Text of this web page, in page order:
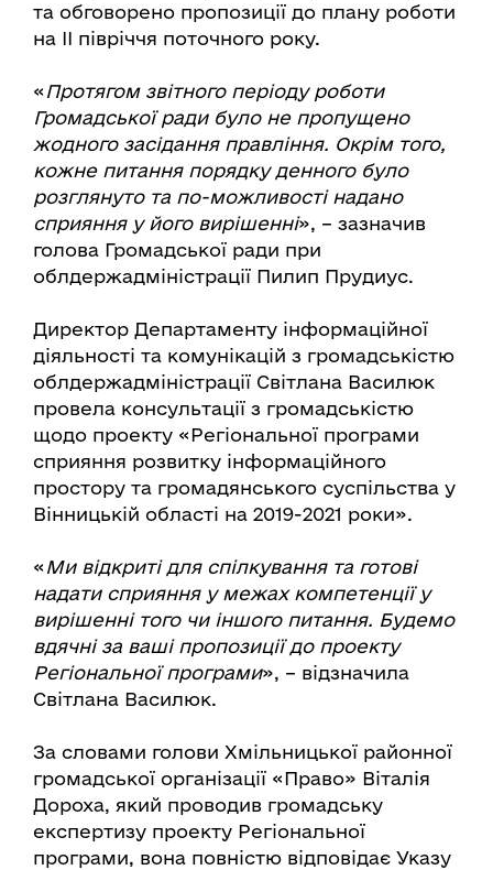
та обговорено пропозиції до плану роботи
на ІІ півріччя поточного року.
« Протягом звітного періоду роботи
Громадської ради було не пропущено
жодного засідання правління. Окрім того,
кожне питання порядку денного було
розглянуто та по-можливості надано
сприяння у його вирішенні», – зазначив
голова Громадської ради при
облдержадміністрації Пилип Прудиус.
Директор Департаменту інформаційної
діяльності та комунікацій з громадськістю
облдержадміністрації Світлана Василюк
провела консультації з громадськістю
щодо проекту «Регіональної програми
сприяння розвитку інформаційного
простору та громадянського суспільства у
Вінницькій області на 2019-2021 роки».
« Ми відкриті для спілкування та готові
надати сприяння у межах компетенції у
вирішенні того чи іншого питання. Будемо
вдячні за ваші пропозиції до проекту
Регіональної програми», – відзначила
Світлана Василюк.
За словами голови Хмільницької районної
громадської організації «Право» Віталія
Дороха, який проводив громадську
експертизу проекту Регіональної
програми, вона повністю відповідає Указу